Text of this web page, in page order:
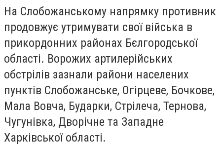
На Слобожанському напрямку противник
продовжує утримувати свої війська в
прикордонних районах Бєлгородської
області. Ворожих артилерійських
обстрілів зазнали райони населених
пунктів Слобожанське, Огірцеве, Бочкове,
Мала Вовча, Бударки, Стрілеча, Тернова,
Чугунівка, Дворічне та Западне
Харківської області.